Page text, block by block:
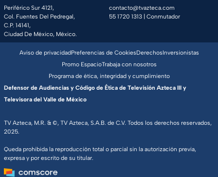
Periférico Sur 4121,
Col. Fuentes Del Pedregal,
C.P. 14141,
Ciudad De México, México.
contacto@tvazteca.com
55 1720 1313 | Conmutador
TV Azteca, M.R. & ©, TV Azteca, S.A.B. de C.V. Todos los derechos reservados,
2025.
Queda prohibida la reproducción total o parcial sin la autorización previa,
expresa y por escrito de su titular.
Aviso de privacidadPreferencias de CookiesDerechosInversionistas
Promo EspacioTrabaja con nosotros
Programa de ética, integridad y cumplimiento
Defensor de Audiencias y Código de Ética de Televisión Azteca III y
Televisora del Valle de México